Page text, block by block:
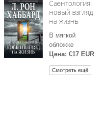
Саентология:
новый взгляд
на жизнь
В мягкой
обложке
Цена: €17 EUR
Смотреть ещё